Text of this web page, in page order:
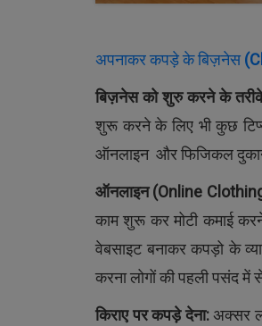
अपनाकर कपड़े के बिज़नेस(
बिज़नेस को शुरु करने के
शुरू करने के लिए भी कुछ
ऑनलाइन और फिजिकल
ऑनलाइन(Online
काम शुरू कर मोटी कमाई
वेबसाइट बनाकर कपड़ो के
करना लोगों की पहली पसंद में
किराए पर कपड़े देना:अक्सर